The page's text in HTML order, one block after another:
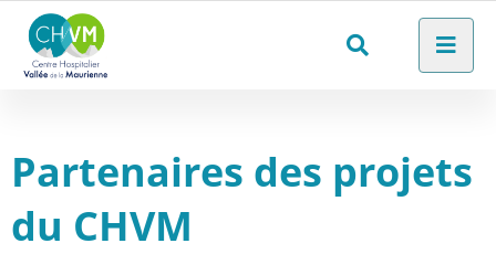
Aller à la recherche
Rechercher
site
Partenaires des projets
du CHVM